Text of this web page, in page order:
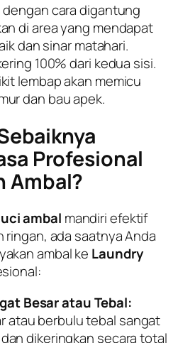
dengan cara digantung
di area yang mendapat
dan sinar matahari.
100% dari kedua sisi.
lembap akan memicu
dan bau apek.
Profesional
Ambal?
ambal mandiri efektif
ringan, ada saatnya Anda
ambal ke Laundry
Besar atau Tebal:
atau berbulu tebal sangat
dikeringkan secara total